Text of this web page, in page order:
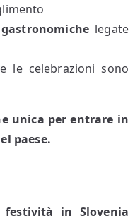
legate
le celebrazioni sono
unica per entrare in
paese.
in Slovenia